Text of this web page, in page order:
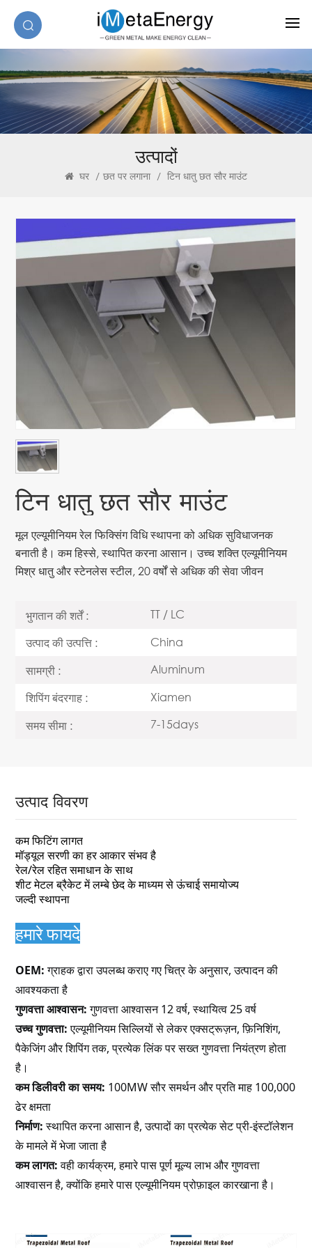
उत्पादों
घर / छत पर लगाना / टिन धातु छत सौर माउंट
टिन धातु छत सौर माउंट
मूल एल्यूमीनियम रेल फिक्सिंग विधि स्थापना को अधिक सुविधाजनक
बनाती है। कम हिस्से, स्थापित करना आसान। उच्च शक्ति एल्यूमीनियम
मिश्र धातु और स्टेनलेस स्टील, 20 वर्षों से अधिक की सेवा जीवन
भुगतान की शर्तें :
TT / LC
उत्पाद की उत्पत्ति :
China
सामग्री :
Aluminum
शिपिंग बंदरगाह :
Xiamen
समय सीमा :
7-15days
उत्पाद विवरण
कम फिटिंग लागत
मॉड्यूल सरणी का हर आकार संभव है
रेल/रेल रहित समाधान के साथ
शीट मेटल ब्रैकेट में लम्बे छेद के माध्यम से ऊंचाई समायोज्य
जल्दी स्थापना
हमारे फायदे
OEM:ग्राहक द्वारा उपलब्ध कराए गए चित्र के अनुसार, उत्पादन की
आवश्यकता है
गुणवत्ता आश्वासन:गुणवत्ता आश्वासन 12 वर्ष, स्थायित्व 25 वर्ष
उच्च गुणवत्ता:एल्यूमीनियम सिल्लियों से लेकर एक्सट्रूज़न, फ़िनिशिंग,
पैकेजिंग और शिपिंग तक, प्रत्येक लिंक पर सख्त गुणवत्ता नियंत्रण होता
है।
कम डिलीवरी का समय: 100MW सौर समर्थन और प्रति माह 100,000
ढेर क्षमता
निर्माण:स्थापित करना आसान है, उत्पादों का प्रत्येक सेट प्री-इंस्टॉलेशन
के मामले में भेजा जाता है
कम लागत:वही कार्यक्रम, हमारे पास पूर्ण मूल्य लाभ और गुणवत्ता
आश्वासन है, क्योंकि हमारे पास एल्यूमीनियम प्रोफ़ाइल कारखाना है।